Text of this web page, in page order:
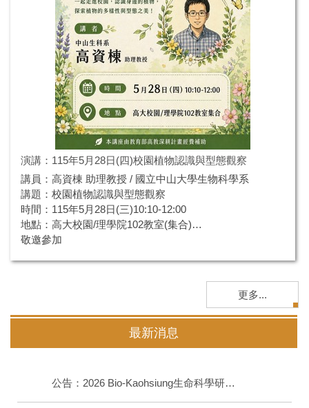
演講：115年5月28日(四)校園植物認識與型態觀察
講員：高資棟 助理教授 / 國立中山大學生物科學系
講題：校園植物認識與型態觀察
時間：115年5月28日(三)10:10-12:00
地點：高大校園/理學院102教室(集合)
敬邀參加
2026-05-11
更多...
最新消息
公告：2026 Bio-Kaohsiung生命科學研究成果壁報競賽 ~~ 歡迎報名參加